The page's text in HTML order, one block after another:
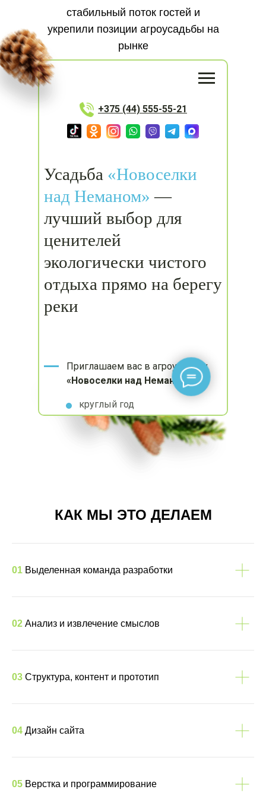
стабильный поток гостей и
укрепили позиции агроусадьбы на
рынке
КАК МЫ ЭТО ДЕЛАЕМ
01 Выделенная команда разработки
02 Анализ и извлечение смыслов
03 Структура, контент и прототип
04 Дизайн сайта
05 Верстка и программирование